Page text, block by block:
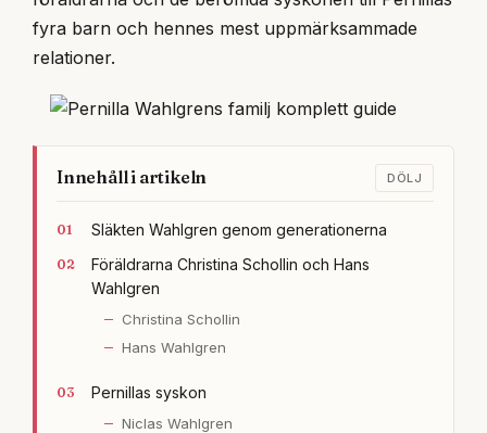
fyra barn och hennes mest uppmärksammade
relationer.
Innehåll i artikeln DÖLJ
Släkten Wahlgren genom generationerna
Föräldrarna Christina Schollin och Hans
Wahlgren
Christina Schollin
Hans Wahlgren
Pernillas syskon
Niclas Wahlgren